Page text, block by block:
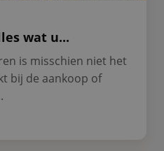
wat u...
is misschien niet het
bij de aankoop of